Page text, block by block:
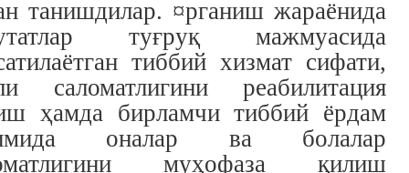
танишдилар. ¤рганиш жараёнида
туғруқ мажмуасида
тиббий хизмат сифати,
саломатлигини реабилитация
ҳамда бирламчи тиббий ёрдам
оналар ва болалар
муҳофаза қилиш